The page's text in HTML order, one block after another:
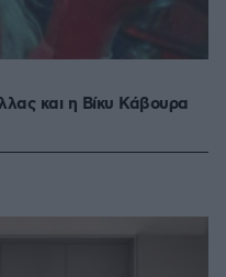
και η Βίκυ Κάβουρα